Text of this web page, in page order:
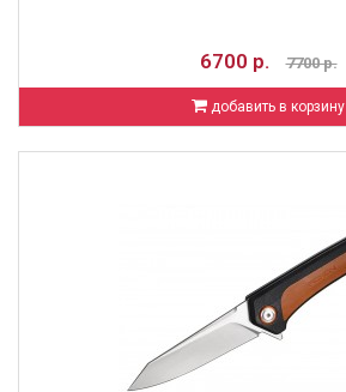
6700 р. 7700 р.
добавить в корзину